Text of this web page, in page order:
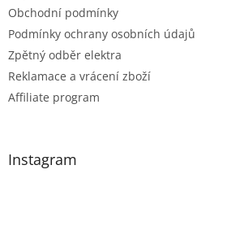
Obchodní podmínky
Podmínky ochrany osobních údajů
Zpětný odběr elektra
Reklamace a vrácení zboží
Affiliate program
Instagram